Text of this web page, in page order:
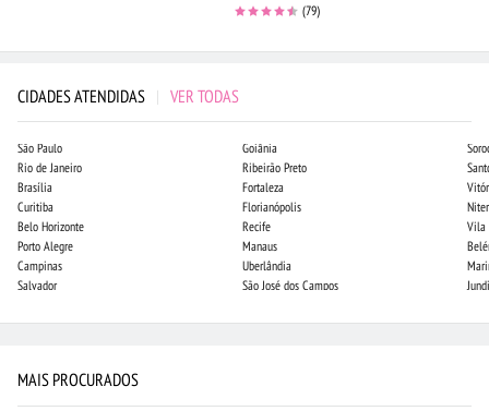
(79)
CIDADES ATENDIDAS | VER TODAS
São Paulo
Rio de Janeiro
Brasília
Curitiba
Belo Horizonte
Porto Alegre
Campinas
Salvador
Goiânia
Ribeirão Preto
Fortaleza
Florianópolis
Recife
Manaus
Uberlândia
São José dos Campos
Vila
MAIS PROCURADOS